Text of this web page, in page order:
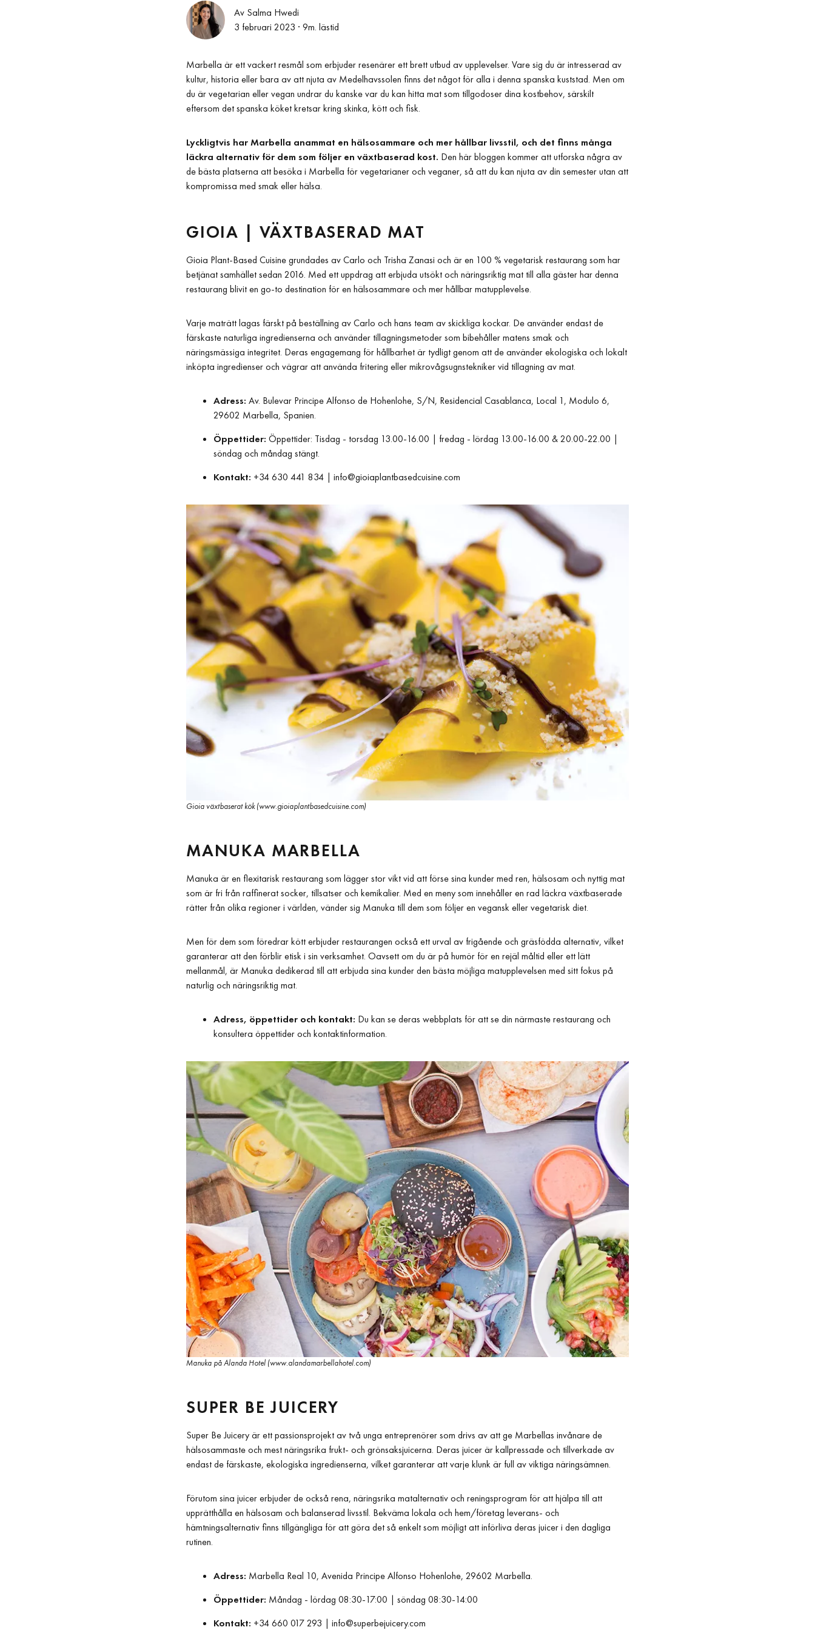
Av Salma Hwedi
3 februari 2023 · 9m. lästid
Marbella är ett vackert resmål som erbjuder resenärer ett brett utbud av upplevelser. Vare sig du är intresserad av
kultur, historia eller bara av att njuta av Medelhavssolen finns det något för alla i denna spanska kuststad. Men om
du är vegetarian eller vegan undrar du kanske var du kan hitta mat som tillgodoser dina kostbehov, särskilt
eftersom det spanska köket kretsar kring skinka, kött och fisk.
Lyckligtvis har Marbella anammat en hälsosammare och mer hållbar livsstil, och det finns många
läckra alternativ för dem som följer en växtbaserad kost. Den här bloggen kommer att utforska några av
de bästa platserna att besöka i Marbella för vegetarianer och veganer, så att du kan njuta av din semester utan att
kompromissa med smak eller hälsa.
GIOIA | VÄXTBASERAD MAT
Gioia Plant-Based Cuisine grundades av Carlo och Trisha Zanasi och är en 100 % vegetarisk restaurang som har
betjänat samhället sedan 2016. Med ett uppdrag att erbjuda utsökt och näringsriktig mat till alla gäster har denna
restaurang blivit en go-to destination för en hälsosammare och mer hållbar matupplevelse.
Varje maträtt lagas färskt på beställning av Carlo och hans team av skickliga kockar. De använder endast de
färskaste naturliga ingredienserna och använder tillagningsmetoder som bibehåller matens smak och
näringsmässiga integritet. Deras engagemang för hållbarhet är tydligt genom att de använder ekologiska och lokalt
inköpta ingredienser och vägrar att använda fritering eller mikrovågsugnstekniker vid tillagning av mat.
Adress: Av. Bulevar Principe Alfonso de Hohenlohe, S/N, Residencial Casablanca, Local 1, Modulo 6,
29602 Marbella, Spanien.
Öppettider: Öppettider: Tisdag - torsdag 13.00-16.00 | fredag - lördag 13.00-16.00 & 20.00-22.00 |
söndag och måndag stängt.
Kontakt: +34 630 441 834 | info@gioiaplantbasedcuisine.com
Gioia växtbaserat kök (www.gioiaplantbasedcuisine.com)
MANUKA MARBELLA
Manuka är en flexitarisk restaurang som lägger stor vikt vid att förse sina kunder med ren, hälsosam och nyttig mat
som är fri från raffinerat socker, tillsatser och kemikalier. Med en meny som innehåller en rad läckra växtbaserade
rätter från olika regioner i världen, vänder sig Manuka till dem som följer en vegansk eller vegetarisk diet.
Men för dem som föredrar kött erbjuder restaurangen också ett urval av frigående och gräsfödda alternativ, vilket
garanterar att den förblir etisk i sin verksamhet. Oavsett om du är på humör för en rejäl måltid eller ett lätt
mellanmål, är Manuka dedikerad till att erbjuda sina kunder den bästa möjliga matupplevelsen med sitt fokus på
naturlig och näringsriktig mat.
Adress, öppettider och kontakt: Du kan se deras webbplats för att se din närmaste restaurang och
konsultera öppettider och kontaktinformation.
Manuka på Alanda Hotel (www.alandamarbellahotel.com)
SUPER BE JUICERY
Super Be Juicery är ett passionsprojekt av två unga entreprenörer som drivs av att ge Marbellas invånare de
hälsosammaste och mest näringsrika frukt- och grönsaksjuicerna. Deras juicer är kallpressade och tillverkade av
endast de färskaste, ekologiska ingredienserna, vilket garanterar att varje klunk är full av viktiga näringsämnen.
Förutom sina juicer erbjuder de också rena, näringsrika matalternativ och reningsprogram för att hjälpa till att
upprätthålla en hälsosam och balanserad livsstil. Bekväma lokala och hem/företag leverans- och
hämtningsalternativ finns tillgängliga för att göra det så enkelt som möjligt att införliva deras juicer i den dagliga
rutinen.
Adress: Marbella Real 10, Avenida Principe Alfonso Hohenlohe, 29602 Marbella.
Öppettider: Måndag - lördag 08:30-17:00 | söndag 08:30-14:00
Kontakt: +34 660 017 293 | info@superbejuicery.com